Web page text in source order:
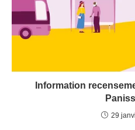
Information
29